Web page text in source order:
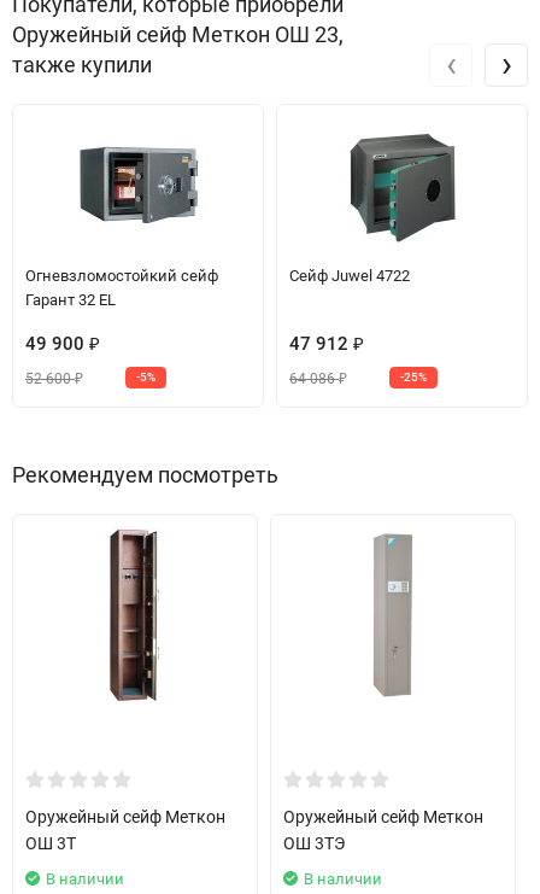
Оружейный сейф Меткон ОШ 23,
также купили
Огневзломостойкий сейф
Гарант 32 EL
49 900 ₽
52 600₽ -5%
Сейф Juwel 4722
47 912 ₽
64 086₽ -25%
‹ ›
Рекомендуем посмотреть
Оружейный сейф Меткон
ОШ 3T
В наличии
Оружейный сейф Меткон
ОШ 3TЭ
В наличии